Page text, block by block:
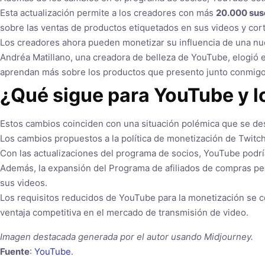
Esta actualización permite a los creadores con más 20.000
sobre las ventas de productos etiquetados en sus videos y
Los creadores ahora pueden monetizar su influencia de una
Andréa Matillano, una creadora de belleza de YouTube,
aprendan más sobre los productos que presento junto
¿Qué sigue para YouTube y
Estos cambios coinciden con una situación polémica que se
Los cambios propuestos a la política de monetización de
Con las actualizaciones del programa de socios, YouTube
Además, la expansión del Programa de afiliados de compras
sus videos.
Los requisitos reducidos de YouTube para la monetización
ventaja competitiva en el mercado de transmisión de video.
Imagen destacada generada por el autor usando Midjourney.
Fuente: YouTube.